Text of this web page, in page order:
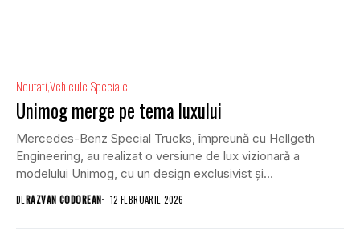
NoutatiVehicule Speciale
Unimog merge pe tema luxului
Mercedes-Benz Special Trucks, împreună cu Hellgeth
Engineering, au realizat o versiune de lux vizionară a
modelului Unimog, cu un design exclusivist și
performanțe...
DERAZVAN CODOREAN 12 FEBRUARIE 2026